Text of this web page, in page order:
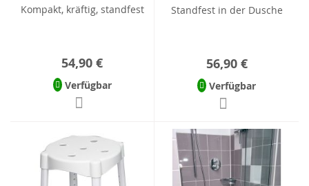
Kompakt, kräftig, standfest
54,90 €
Verfügbar
Standfest in der Dusche
56,90 €
Verfügbar